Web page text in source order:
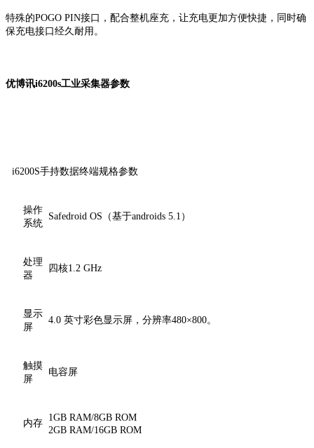
特殊的POGO PIN接口，配合整机座充，让充电更加方便快捷，同时确
保充电接口经久耐用。
优博讯i6200s工业采集器参数
i6200S手持数据终端规格参数
操作
系统
Safedroid OS（基于androids 5.1）
处理
器
四核1.2 GHz
显示
屏
4.0 英寸彩色显示屏，分辨率480×800。
触摸
屏
电容屏
内存
1GB RAM/8GB ROM
2GB RAM/16GB ROM